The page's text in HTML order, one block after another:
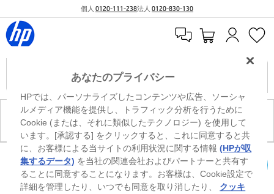
個人 0120-111-238法人 0120-830-130
現在、このカテゴリには商品がありません。
カートを確認
※ Windowsのすべてのエディションまたはバージョンで、すべての機能を使用でき
るわけではありません。Windowsの機能を最大限に活用するには、システムのハ
ードウェア、ドライバー、ソフトウェアのアップグレードおよび/または別途購
入、あるいはBIOSのアップデートが必要になる場合があります。Windowsは自動
あなたのプライバシー
HPでは、パーソナライズしたコンテンツや広告、ソーシャ
ルメディア機能を提供し、トラフィック分析を行うために
Cookie (または、それに類似したテクノロジー) を使用して
います。[承認する] をクリックすると、これに同意すると共
に、お客様による当サイトの利用状況に関する情報(HPが収
集するデータ) を当社の関連会社およびパートナーと共有す
ることに同意することになります。お客様は、Cookie設定で
詳細を管理したり、いつでも同意を取り消したり、 クッキ